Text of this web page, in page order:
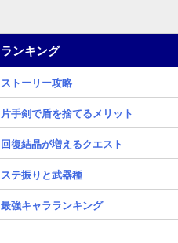
ランキング
ストーリー攻略
片手剣で盾を捨てるメリット
回復結晶が増えるクエスト
ステ振りと武器種
最強キャラランキング